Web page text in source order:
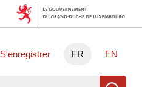
S'enregistrer FR EN